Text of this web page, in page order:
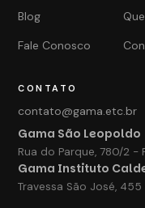
Blog
Fale Conosco
CONTATO
contato@gama.etc.br
Gama São Leopoldo
Rua do Parque, 780/2 -
Gama Instituto
Travessa São José,